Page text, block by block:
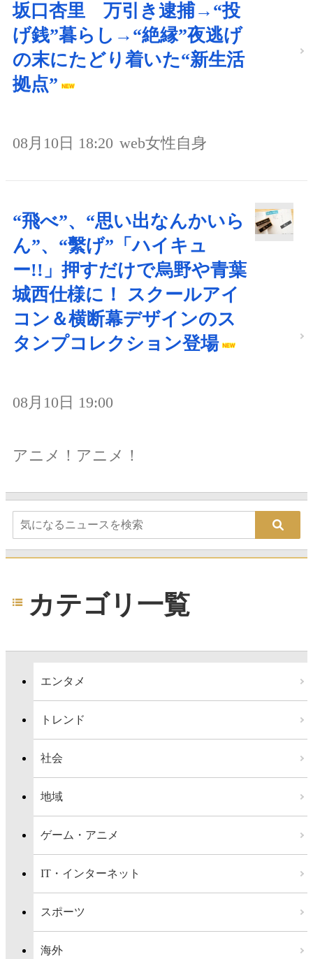
坂口杏里 万引き逮捕→“投
げ銭”暮らし→“絶縁”夜逃げ
の末にたどり着いた“新生活
拠点”
08月10日 18:20 web女性自身
“飛べ”、“思い出なんかいら
ん”、“繫げ”「ハイキュ
ー!!」押すだけで烏野や青葉
城西仕様に！ スクールアイ
コン＆横断幕デザインのス
タンプコレクション登場
08月10日 19:00
アニメ！アニメ！
カテゴリ一覧
エンタメ
トレンド
社会
地域
ゲーム・アニメ
IT・インターネット
スポーツ
海外